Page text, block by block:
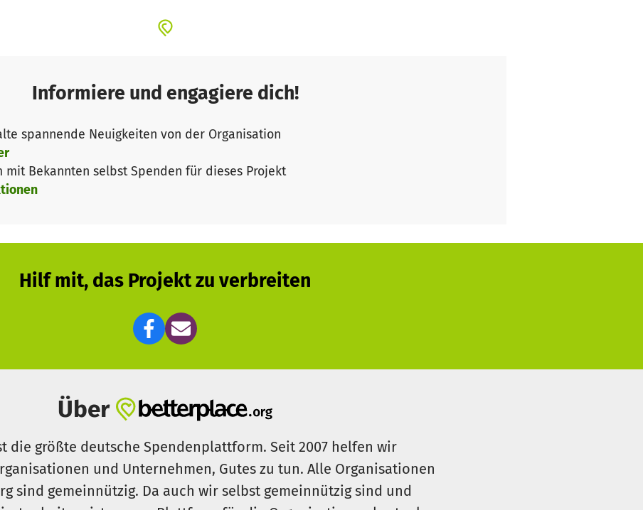
Informiere und engagiere dich!
spannende Neuigkeiten von der Organisation
mit Bekannten selbst Spenden für dieses Projekt
Hilf mit, das Projekt zu verbreiten
Über
die größte deutsche Spendenplattform. Seit 2007 helfen wir
und Unternehmen, Gutes zu tun. Alle Organisationen
sind gemeinnützig. Da auch wir selbst gemeinnützig sind und